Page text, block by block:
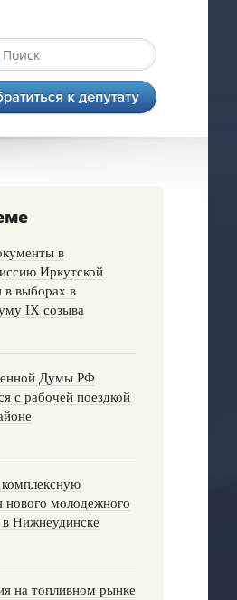
в
Иркутской
в выборах в
IX созыва
Думы РФ
с рабочей поездкой
нового молодежного
Нижнеудинске
на топливном рынке